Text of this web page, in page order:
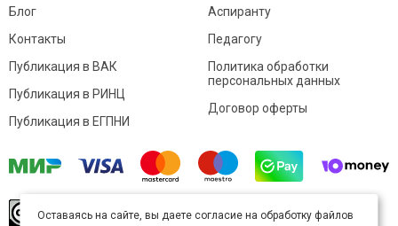
Блог
Контакты
Аспиранту
Педагогу
Публикация в ВАК
Публикация в РИНЦ
Публикация в ЕГПНИ
Политика обработки
персональных данных
Договор оферты
произведение доступно полицензии Creative
Оставаясь на сайте, вы даете согласие на обработку файлов